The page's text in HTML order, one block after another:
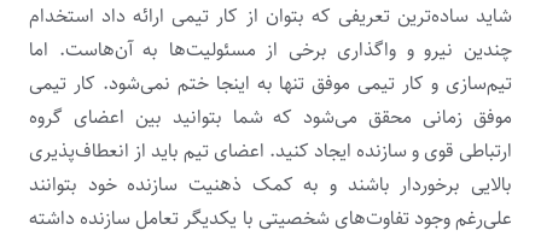
شاید ساده‌ترین تعریفی که بتوان از کار تیمی ارائه داد استخدام
چندین نیرو و واگذاری برخی از مسئولیت‌ها به آن‌هاست. اما
تیم‌سازی و کار تیمی موفق تنها به اینجا ختم نمی‌شود. کار تیمی
موفق زمانی محقق می‌شود که شما بتوانید بین اعضای گروه
ارتباطی قوی و سازنده ایجاد کنید. اعضای تیم باید از انعطاف‌پذیری
بالایی برخوردار باشند و به کمک ذهنیت سازنده خود بتوانند
علی‌رغم وجود تفاوت‌های شخصیتی با یکدیگر تعامل سازنده داشته